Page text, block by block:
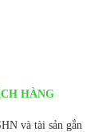
HÀNG
và tài sản gắn